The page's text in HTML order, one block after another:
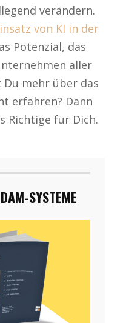
verändern.
von KI in der
Potenzial, das
aller
mehr über das
erfahren? Dann
Richtige für Dich.
SYSTEME